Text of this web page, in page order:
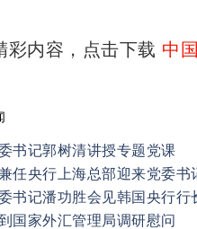
彩内容，点击下载 中
书记郭树清讲授专题党课
任央行上海总部迎来党委书
书记潘功胜会见韩国央行行
国家外汇管理局调研慰问